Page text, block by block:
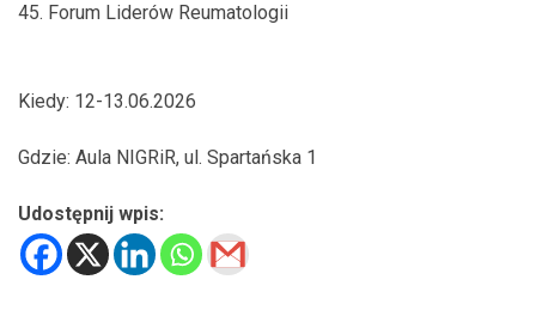
45. Forum Liderów Reumatologii
Kiedy: 12-13.06.2026
Gdzie: Aula NIGRiR, ul. Spartańska 1
Udostępnij wpis: